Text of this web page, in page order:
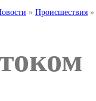
» Происшествия »